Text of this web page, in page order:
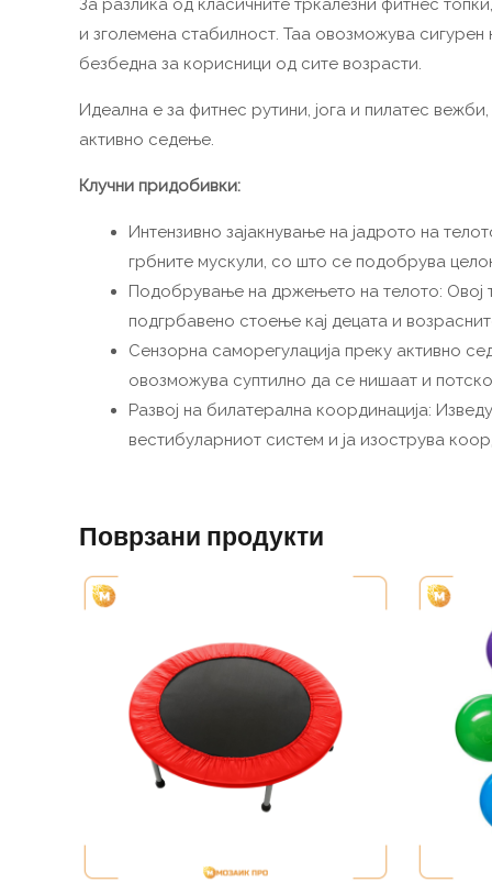
За разлика од класичните тркалезни фитнес
и зголемена стабилност. Таа овозможува
безбедна за корисници од сите возрасти.
Идеална е за фитнес рутини, јога и пилатес
активно седење.
Клучни придобивки:
Интензивно зајакнување на јадрото на
грбните мускули, со што се подобрува
Подобрување на држењето на телото: Овој
подгрбавено стоење кај децата и
Сензорна саморегулација преку активно
овозможува суптилно да се нишаат и
Развој на билатерална координација:
вестибуларниот систем и ја изострува
Поврзани продукти